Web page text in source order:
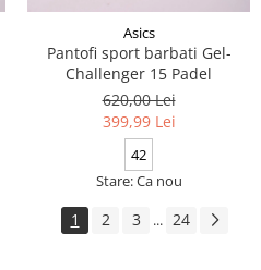
Asics
Pantofi sport barbati Gel-
Challenger 15 Padel
620,00 Lei
399,99 Lei
42
Stare: Ca nou
1 2 3 ... 24